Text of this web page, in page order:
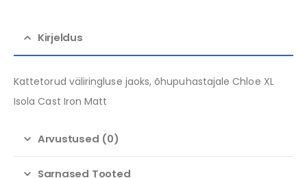
Kirjeldus
Kattetorud väliringluse jaoks, õhupuhastajale Chloe XL
Isola Cast Iron Matt
Arvustused (0)
Sarnased Tooted